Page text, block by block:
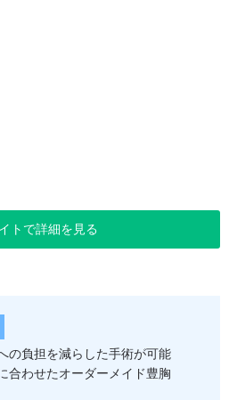
トで詳細を見る
の負担を減らした手術が可能
合わせたオーダーメイド豊胸